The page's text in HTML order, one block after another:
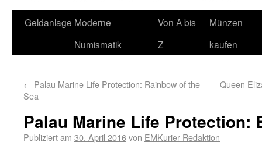
Geldanlage Moderne
Numismatik
Von A bis
Z
Münzen
kaufen
← Palau Marine Life Protection: Rainbow of the
Sea
Queen
Palau Marine Life Protection:
Publiziert am 30. April 2016von EMKurier Redaktion